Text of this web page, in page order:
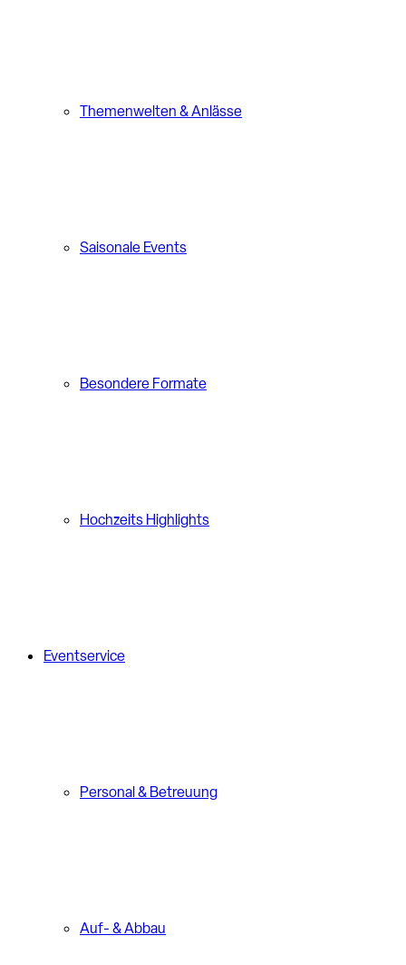
Themenwelten & Anlässe
Saisonale Events
Besondere Formate
Hochzeits Highlights
Eventservice
Personal & Betreuung
Auf- & Abbau